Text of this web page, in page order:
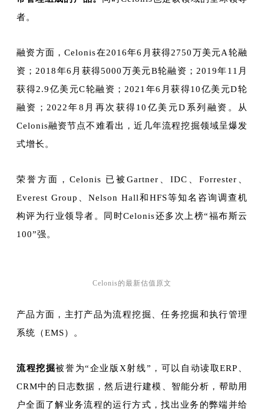
者。
融资方面，Celonis在2016年6月获得2750万美元A轮融
资；2018年6月获得5000万美元B轮融资；2019年11月
获得2.9亿美元C轮融资；2021年6月获得10亿美元D轮
融资；2022年8月再次获得10亿美元D系列融资。从
Celonis融资节点不难看出，近几年流程挖掘领域呈爆发
式增长。
荣誉方面，Celonis 已被Gartner、IDC、Forrester、
Everest Group、Nelson Hall和HFS等知名咨询调查机
构评为行业领导者。同时Celonis还多次上榜“福布斯云
100”强。
Celonis的最新估值原文
产品方面，主打产品为流程挖掘、任务挖掘和执行管理
系统（EMS）。
流程挖掘被誉为“企业版X射线”，可以自动读取ERP、
CRM中的日志数据，然后进行建模、智能分析，帮助用
户全面了解业务流程的运行方式，找出业务的弊端并给